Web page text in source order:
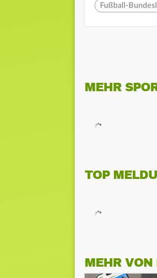
Fußball-
MEHR
TOP
MEHR VON